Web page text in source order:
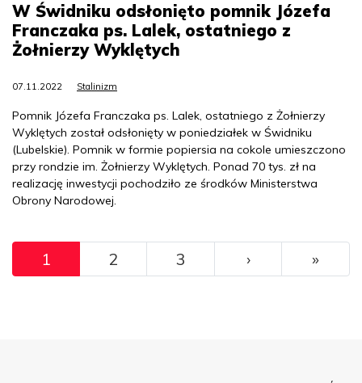
W Świdniku odsłonięto pomnik Józefa
Franczaka ps. Lalek, ostatniego z
Żołnierzy Wyklętych
07.11.2022 Stalinizm
Pomnik Józefa Franczaka ps. Lalek, ostatniego z Żołnierzy
Wyklętych został odsłonięty w poniedziałek w Świdniku
(Lubelskie). Pomnik w formie popiersia na cokole umieszczono
przy rondzie im. Żołnierzy Wyklętych. Ponad 70 tys. zł na
realizację inwestycji pochodziło ze środków Ministerstwa
Obrony Narodowej.
Pagination
1 2 3 ››› »